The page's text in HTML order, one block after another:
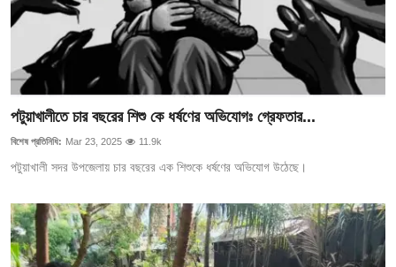
পটুয়াখালীতে চার বছরের শিশু কে ধর্ষণের অভিযোগঃ গ্রেফতার...
বিশেষ প্রতিনিধি: Mar 23, 2025 11.9k
পটুয়াখালী সদর উপজেলায় চার বছরের এক শিশুকে ধর্ষণের অভিযোগ উঠেছে।